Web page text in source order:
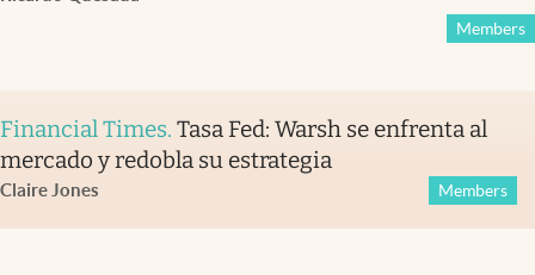
Members
Financial Times. Tasa Fed: Warsh se enfrenta al
mercado y redobla su estrategia
Claire Jones Members